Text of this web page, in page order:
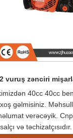
vuruş zənciri
40cc 40cc
gəlmisiniz.
verəcəyik.
və təchizatçısıdır.